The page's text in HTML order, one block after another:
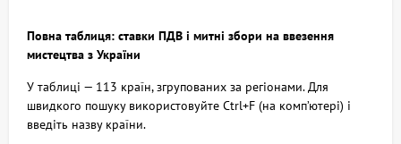
Повна таблиця: ставки ПДВ і митні збори на ввезення
мистецтва з України
У таблиці — 113 країн, згрупованих за регіонами. Для
швидкого пошуку використовуйте Ctrl+F (на комп’ютері) і
введіть назву країни.